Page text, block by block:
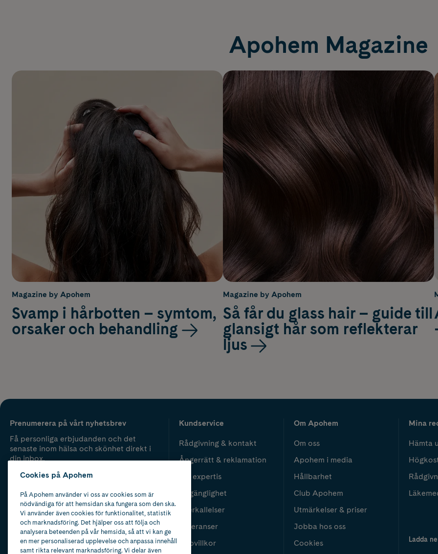
Apohem Magazine
Magazine by Apohem
Svamp i hårbotten – symtom,
orsaker och behandling
Magazine by Apohem
Så får du glass hair – guide till
glansigt hår som reflekterar
ljus
Prenumerera på vårt nyhetsbrev
Få personliga erbjudanden och det
senaste inom hälsa och skönhet direkt i
din inbox.
Kundservice
Rådgivning & kontakt
Ångerrätt & reklamation
Vår expertis
Tillgänglighet
Återkallelser
Leveranser
Köpvillkor
Om Apohem
Om oss
Apohem i media
Hållbarhet
Club Apohem
Utmärkelser & priser
Jobba hos oss
Cookies
Mina
Hämta
Ladda
Cookies på Apohem
På Apohem använder vi oss av cookies som är
nödvändiga för att hemsidan ska fungera som den ska.
Vi använder även cookies för funktionalitet, statistik
och marknadsföring. Det hjälper oss att följa och
analysera beteenden på vår hemsida, så att vi kan ge
en mer personaliserad upplevelse och anpassa innehåll
samt rikta relevant marknadsföring. Vi delar även